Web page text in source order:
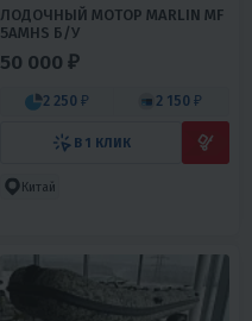
ЛОДОЧНЫЙ МОТОР MARLIN MF
5AMHS Б/У
50 000 ₽
2 250 ₽ 2 150 ₽
В 1 КЛИК
Китай